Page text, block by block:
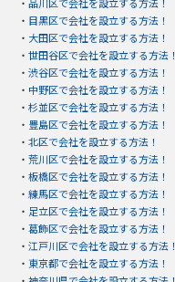
・ 目黒区で会社を設立する方法！
・ 大田区で会社を設立する方法！
・ 世田谷区で会社を設立する方法！
・ 渋谷区で会社を設立する方法！
・ 中野区で会社を設立する方法！
・ 杉並区で会社を設立する方法！
・ 豊島区で会社を設立する方法！
・ 北区で会社を設立する方法！
・ 荒川区で会社を設立する方法！
・ 板橋区で会社を設立する方法！
・ 練馬区で会社を設立する方法！
・ 足立区で会社を設立する方法！
・ 葛飾区で会社を設立する方法！
・ 江戸川区で会社を設立する方法！
・ 東京都で会社を設立する方法！